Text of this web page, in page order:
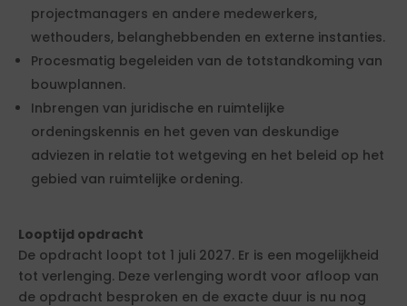
projectmanagers en andere medewerkers,
wethouders, belanghebbenden en externe instanties.
Procesmatig begeleiden van de totstandkoming van
bouwplannen.
Inbrengen van juridische en ruimtelijke
ordeningskennis en het geven van deskundige
adviezen in relatie tot wetgeving en het beleid op het
gebied van ruimtelijke ordening.
Looptijd opdracht
De opdracht loopt tot 1 juli 2027. Er is een mogelijkheid
tot verlenging. Deze verlenging wordt voor afloop van
de opdracht besproken en de exacte duur is nu nog